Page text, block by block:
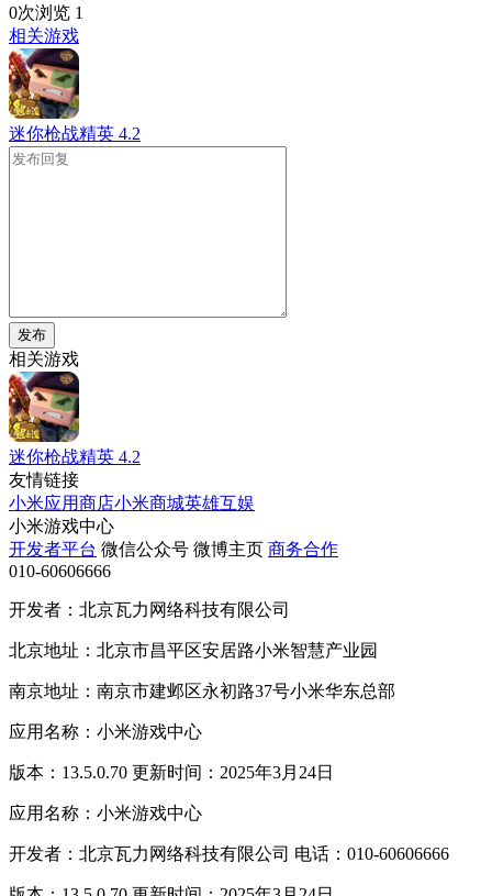
0次浏览 1
相关游戏
迷你枪战精英 4.2
发布
相关游戏
迷你枪战精英 4.2
友情链接
小米应用商店小米商城英雄互娱
小米游戏中心
开发者平台 微信公众号 微博主页 商务合作
010-60606666
开发者：北京瓦力网络科技有限公司
北京地址：北京市昌平区安居路小米智慧产业园
南京地址：南京市建邺区永初路37号小米华东总部
应用名称：小米游戏中心
版本：13.5.0.70 更新时间：2025年3月24日
应用名称：小米游戏中心
开发者：北京瓦力网络科技有限公司 电话：010-60606666